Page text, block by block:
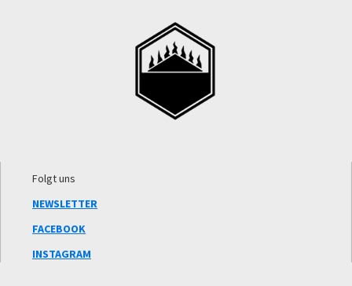
Folgt uns
NEWSLETTER
FACEBOOK
INSTAGRAM